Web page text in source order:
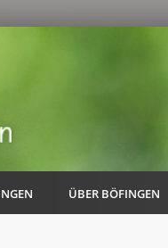
ÜBER BÖFINGEN